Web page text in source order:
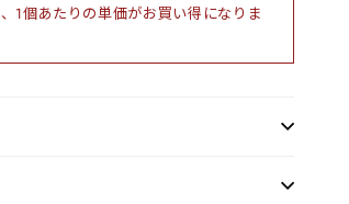
1個あたりの単価がお買い得になりま